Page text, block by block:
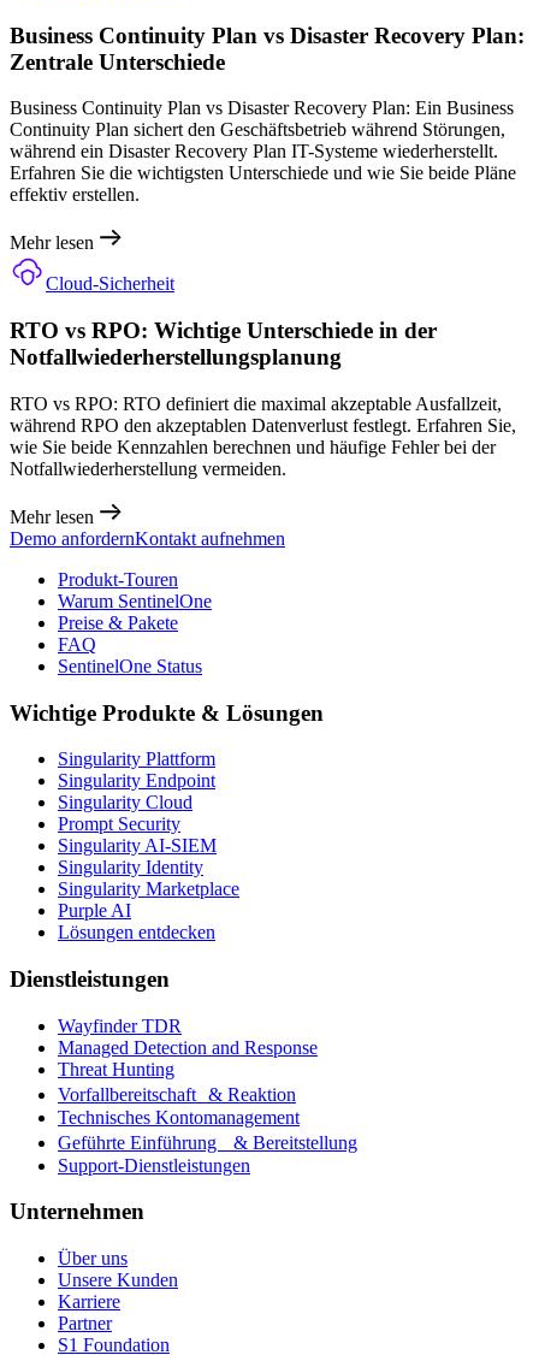
Business Continuity Plan vs Disaster Recovery Plan:
Zentrale Unterschiede
Business Continuity Plan vs Disaster Recovery Plan: Ein Business
Continuity Plan sichert den Geschäftsbetrieb während Störungen,
während ein Disaster Recovery Plan IT-Systeme wiederherstellt.
Erfahren Sie die wichtigsten Unterschiede und wie Sie beide Pläne
effektiv erstellen.
Mehr lesen
Cloud-Sicherheit
RTO vs RPO: Wichtige Unterschiede in der
Notfallwiederherstellungsplanung
RTO vs RPO: RTO definiert die maximal akzeptable Ausfallzeit,
während RPO den akzeptablen Datenverlust festlegt. Erfahren Sie,
wie Sie beide Kennzahlen berechnen und häufige Fehler bei der
Notfallwiederherstellung vermeiden.
Mehr lesen
Demo anfordernKontakt aufnehmen
Produkt-Touren
Warum SentinelOne
Preise & Pakete
FAQ
SentinelOne Status
Wichtige Produkte & Lösungen
Singularity Plattform
Singularity Endpoint
Singularity Cloud
Prompt Security
Singularity AI-SIEM
Singularity Identity
Singularity Marketplace
Purple AI
Lösungen entdecken
Dienstleistungen
Wayfinder TDR
Managed Detection and Response
Threat Hunting
Vorfallbereitschaft & Reaktion
Technisches Kontomanagement
Geführte Einführung & Bereitstellung
Support-Dienstleistungen
Unternehmen
Über uns
Unsere Kunden
Karriere
Partner
S1 Foundation